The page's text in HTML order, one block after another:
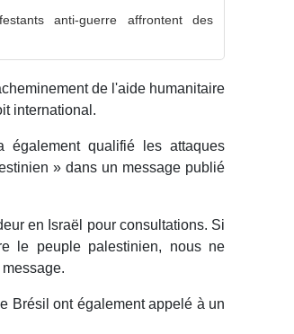
anti-guerre affrontent des
de l'aide humanitaire
international.
également qualifié les attaques
» dans un message publié
en Israël pour consultations. Si
le peuple palestinien, nous ne
Brésil ont également appelé à un